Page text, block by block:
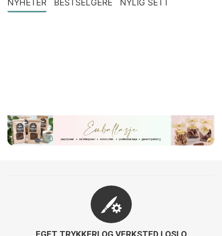
NYHETER BESTSELGERE NYLIG SETT
EGET TRYKKERI OG VERKSTED I OSLO